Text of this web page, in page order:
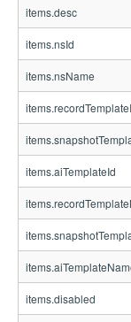
items.desc
items.nsId
items.nsName
items.aiTemplateId
items.disabled